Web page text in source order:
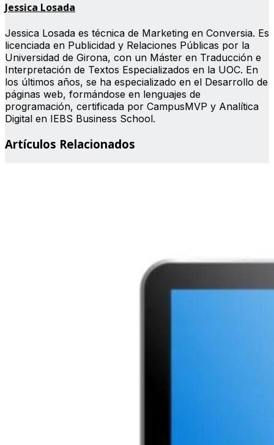
Jessica Losada
Jessica Losada es técnica de Marketing en Conversia. Es
licenciada en Publicidad y Relaciones Públicas por la
Universidad de Girona, con un Máster en Traducción e
Interpretación de Textos Especializados en la UOC. En
los últimos años, se ha especializado en el Desarrollo de
páginas web, formándose en lenguajes de
programación, certificada por CampusMVP y Analítica
Digital en IEBS Business School.
Artículos Relacionados